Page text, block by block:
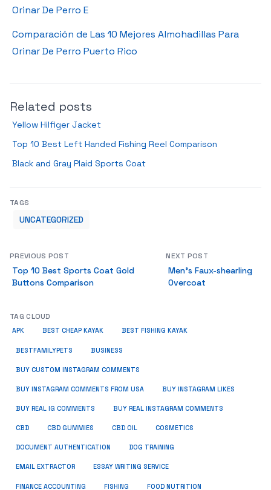
Orinar De Perro E
Comparación de Las 10 Mejores Almohadillas Para
Orinar De Perro Puerto Rico
Related posts
Yellow Hilfiger Jacket
Top 10 Best Left Handed Fishing Reel Comparison
Black and Gray Plaid Sports Coat
TAGS
UNCATEGORIZED
PREVIOUS POST
Top 10 Best Sports Coat Gold
Buttons Comparison
NEXT POST
Men’s Faux-shearling
Overcoat
TAG CLOUD
APK BEST CHEAP KAYAK BEST FISHING KAYAK
BESTFAMILYPETS BUSINESS
BUY CUSTOM INSTAGRAM COMMENTS
BUY INSTAGRAM COMMENTS FROM USA BUY INSTAGRAM LIKES
BUY REAL IG COMMENTS BUY REAL INSTAGRAM COMMENTS
CBD CBD GUMMIES CBD OIL COSMETICS
DOCUMENT AUTHENTICATION DOG TRAINING
EMAIL EXTRACTOR ESSAY WRITING SERVICE
FINANCE ACCOUNTING FISHING FOOD NUTRITION